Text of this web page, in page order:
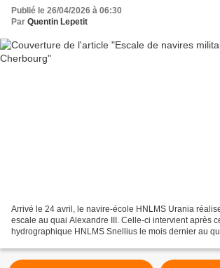
Publié le 26/04/2026 à 06:30
Par Quentin Lepetit
Arrivé le 24 avril, le navire-école HNLMS Urania
escale au quai Alexandre III. Celle-ci intervient après
hydrographique HNLMS Snellius le mois dernier au